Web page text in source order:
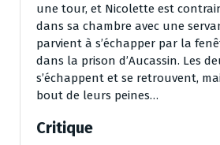
une tour, et Nicolette est
dans sa chambre avec une
parvient à s’échapper par la
dans la prison d’Aucassin. Les
s’échappent et se retrouvent,
bout de leurs peines…
Critique